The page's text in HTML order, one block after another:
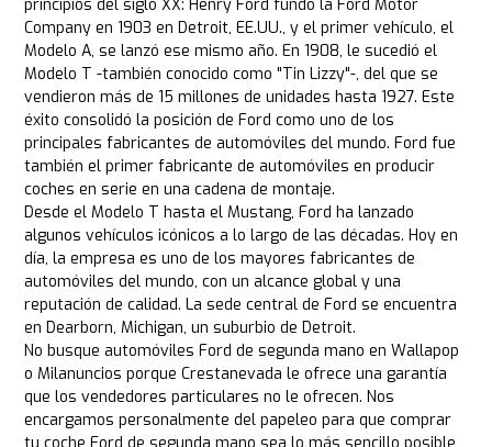
principios del siglo XX: Henry Ford fundó la Ford Motor
Company en 1903 en Detroit, EE.UU., y el primer vehículo, el
Modelo A, se lanzó ese mismo año. En 1908, le sucedió el
Modelo T -también conocido como "Tin Lizzy"-, del que se
vendieron más de 15 millones de unidades hasta 1927. Este
éxito consolidó la posición de Ford como uno de los
principales fabricantes de automóviles del mundo. Ford fue
también el primer fabricante de automóviles en producir
coches en serie en una cadena de montaje.
Desde el Modelo T hasta el Mustang, Ford ha lanzado
algunos vehículos icónicos a lo largo de las décadas. Hoy en
día, la empresa es uno de los mayores fabricantes de
automóviles del mundo, con un alcance global y una
reputación de calidad. La sede central de Ford se encuentra
en Dearborn, Michigan, un suburbio de Detroit.
No busque automóviles Ford de segunda mano en Wallapop
o Milanuncios porque Crestanevada le ofrece una garantía
que los vendedores particulares no le ofrecen. Nos
encargamos personalmente del papeleo para que comprar
tu coche Ford de segunda mano sea lo más sencillo posible